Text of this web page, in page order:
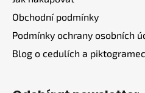
Obchodní podmínky
Podmínky ochrany osobních
Blog o cedulích a